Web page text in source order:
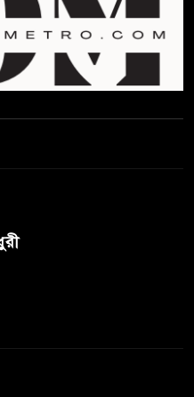
সভাপতির বিরুদ্ধে এবার
সংক্রান্ত অভিযোগ
নিয়ে রোনালদোর যে বড়
৪০ কোটি ডলারের ‘বলরুম